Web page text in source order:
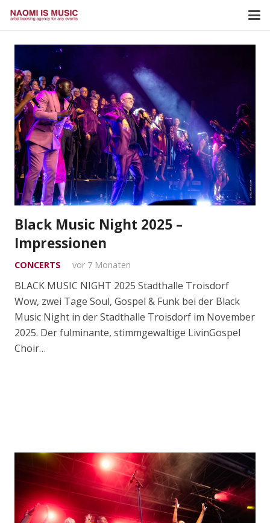
Black Music Night 2025 –
Impressionen
CONCERTS vor 7 Monaten
BLACK MUSIC NIGHT 2025 Stadthalle Troisdorf
Wow, zwei Tage Soul, Gospel & Funk bei der Black
Music Night in der Stadthalle Troisdorf im November
2025. Der fulminante, stimmgewaltige LivinGospel
Choir…